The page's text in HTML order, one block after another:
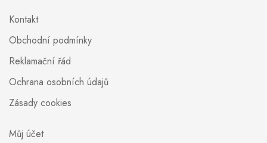
Kontakt
Obchodní podmínky
Reklamační řád
Ochrana osobních údajů
Zásady cookies
Můj účet